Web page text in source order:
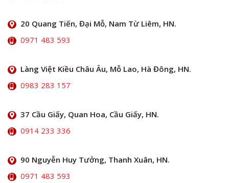
20 Quang Tiến, Đại Mỗ, Nam Từ Liêm, HN.
0971 483 593
Làng Việt Kiều Châu Âu, Mỗ Lao, Hà Đông, HN.
0983 283 157
37 Cầu Giấy, Quan Hoa, Cầu Giấy, HN.
0914 233 336
90 Nguyễn Huy Tưởng, Thanh Xuân, HN.
0971 483 593